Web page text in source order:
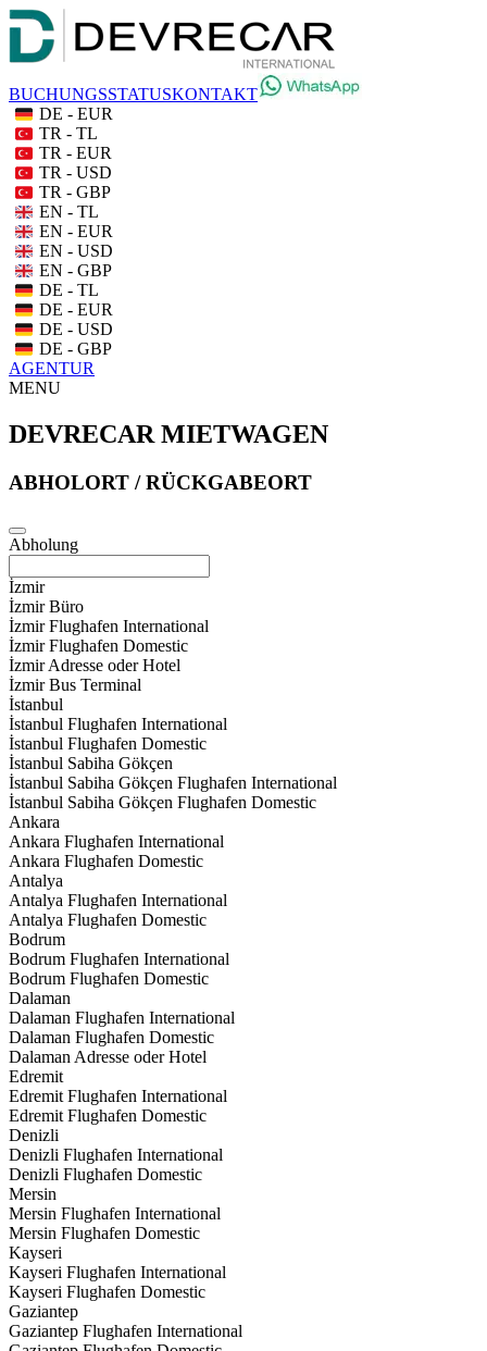
BUCHUNGSSTATUSKONTAKT
DE - EUR
TR - TL
TR - EUR
TR - USD
TR - GBP
EN - TL
EN - EUR
EN - USD
EN - GBP
DE - TL
DE - EUR
DE - USD
DE - GBP
AGENTUR
MENU
DEVRECAR MIETWAGEN
ABHOLORT / RÜCKGABEORT
Abholung
İzmir
İzmir Büro
İzmir Flughafen International
İzmir Flughafen Domestic
İzmir Adresse oder Hotel
İzmir Bus Terminal
İstanbul
İstanbul Flughafen International
İstanbul Flughafen Domestic
İstanbul Sabiha Gökçen
İstanbul Sabiha Gökçen Flughafen International
İstanbul Sabiha Gökçen Flughafen Domestic
Ankara
Ankara Flughafen International
Ankara Flughafen Domestic
Antalya
Antalya Flughafen International
Antalya Flughafen Domestic
Bodrum
Bodrum Flughafen International
Bodrum Flughafen Domestic
Dalaman
Dalaman Flughafen International
Dalaman Flughafen Domestic
Dalaman Adresse oder Hotel
Edremit
Edremit Flughafen International
Edremit Flughafen Domestic
Denizli
Denizli Flughafen International
Denizli Flughafen Domestic
Mersin
Mersin Flughafen International
Mersin Flughafen Domestic
Kayseri
Kayseri Flughafen International
Kayseri Flughafen Domestic
Gaziantep
Gaziantep Flughafen International